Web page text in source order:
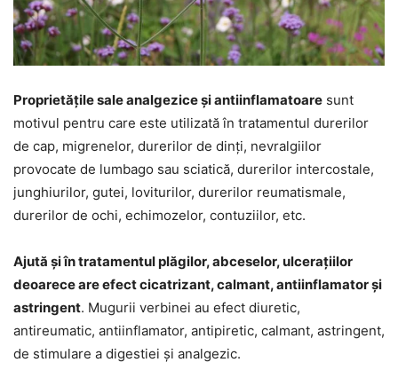
Proprietățile sale analgezice și antiinflamatoare sunt
motivul pentru care este utilizată în tratamentul durerilor
de cap, migrenelor, durerilor de dinți, nevralgiilor
provocate de lumbago sau sciatică, durerilor intercostale,
junghiurilor, gutei, loviturilor, durerilor reumatismale,
durerilor de ochi, echimozelor, contuziilor, etc.
Ajută și în tratamentul plăgilor, abceselor, ulcerațiilor
deoarece are efect cicatrizant, calmant, antiinflamator și
astringent. Mugurii verbinei au efect diuretic,
antireumatic, antiinflamator, antipiretic, calmant, astringent,
de stimulare a digestiei și analgezic.